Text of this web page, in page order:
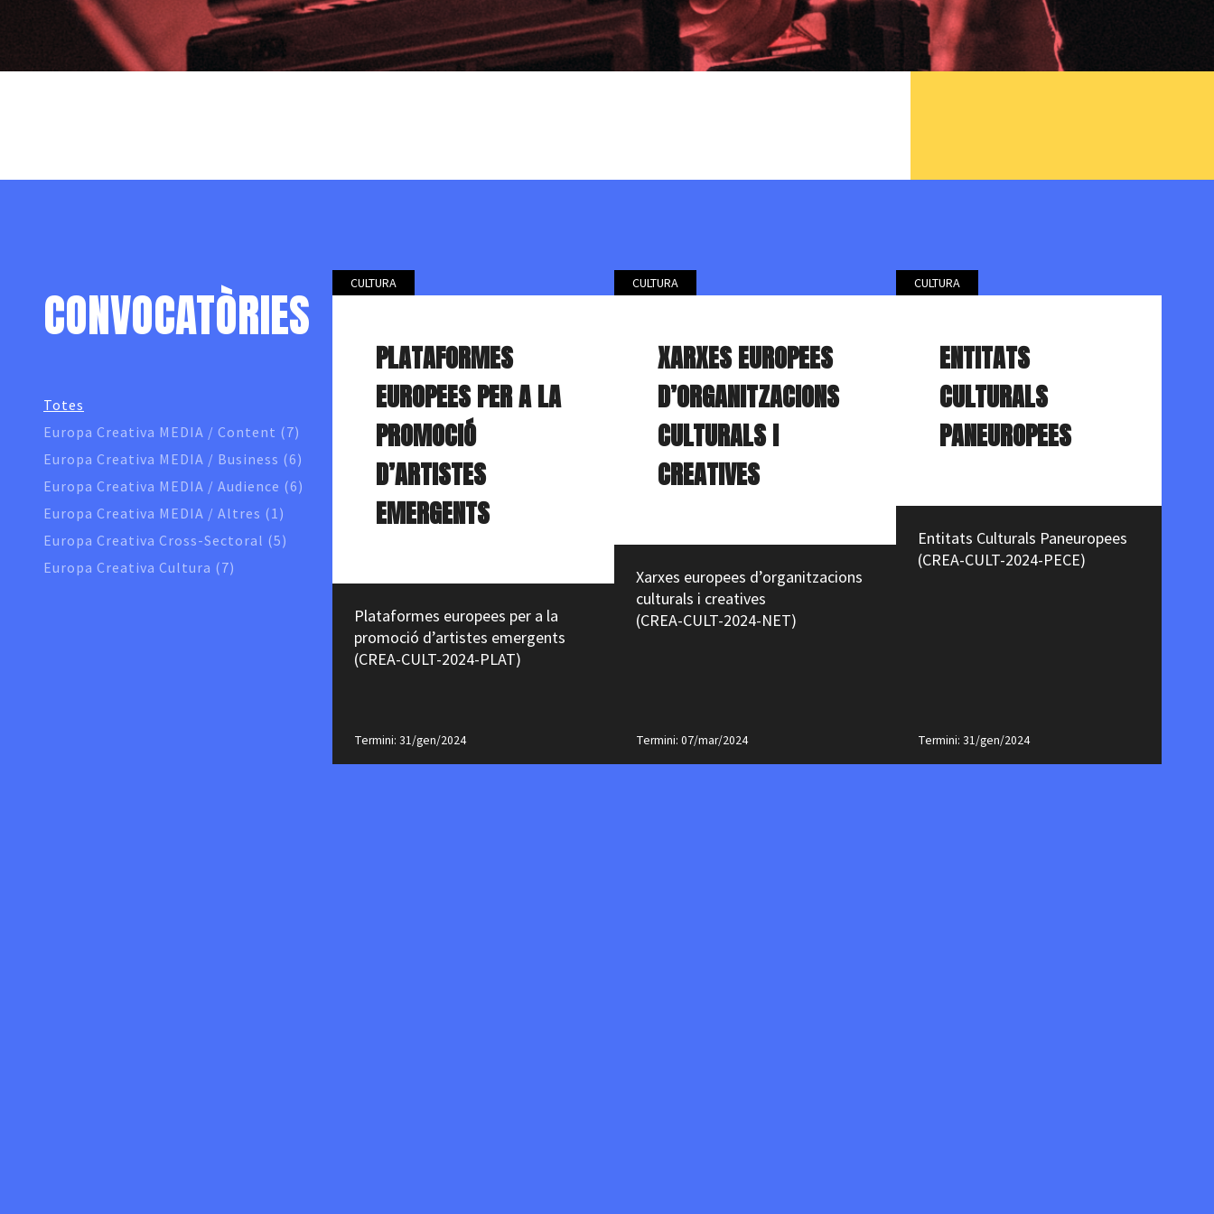
CONVOCATÒRIES
Totes
Europa Creativa MEDIA / Content (7)
Europa Creativa MEDIA / Business (6)
Europa Creativa MEDIA / Audience (6)
Europa Creativa MEDIA / Altres (1)
Europa Creativa Cross-Sectoral (5)
Europa Creativa Cultura (7)
CULTURA
PLATAFORMES
EUROPEES PER A LA
PROMOCIÓ
D’ARTISTES
EMERGENTS
Plataformes europees per a la
promoció d’artistes emergents
(CREA-CULT-2024-PLAT)
Termini: 31/gen/2024
CULTURA
XARXES EUROPEES
D’ORGANITZACIONS
CULTURALS I
CREATIVES
Xarxes europees d’organitzacions
culturals i creatives
(CREA-CULT-2024-NET)
Termini: 07/mar/2024
CULTURA
ENTITATS
CULTURALS
PANEUROPEES
Entitats Culturals Paneuropees
(CREA-CULT-2024-PECE)
Termini: 31/gen/2024